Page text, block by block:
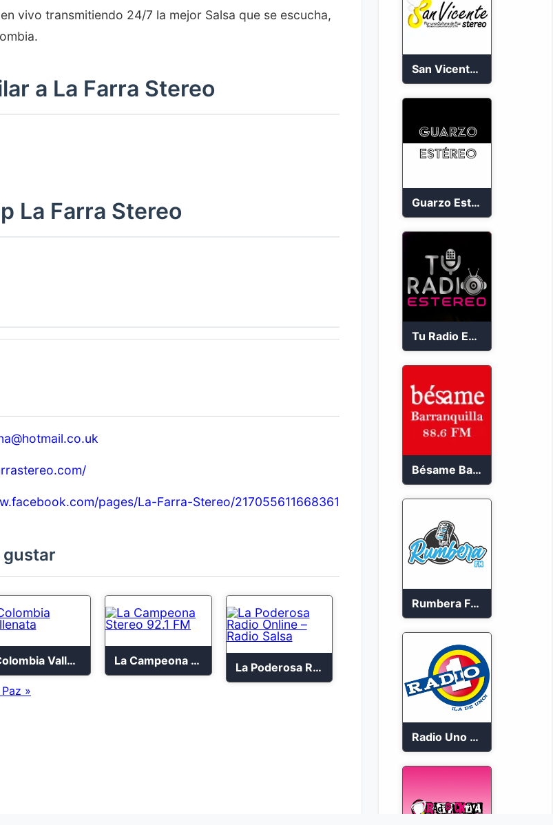
vivo transmitiendo 24/7 la mejor Salsa que se escucha,
a La Farra Stereo
La Farra Stereo
pages/La-Farra-Stereo/217055611668361
gustar
Colombia Vallenata La Campeona Stereo 92.1 FM
La Poderosa Radio Online – Radio Salsa
»
San Vicente de Chucuri 91.2 FM
Guarzo Estéreo 24/7
Tu Radio Estéreo 24/7
Bésame Barranquilla en vivo 88.6 FM
Rumbera FM en vivo 24/7
Radio Uno Cucuta 91.7 FM